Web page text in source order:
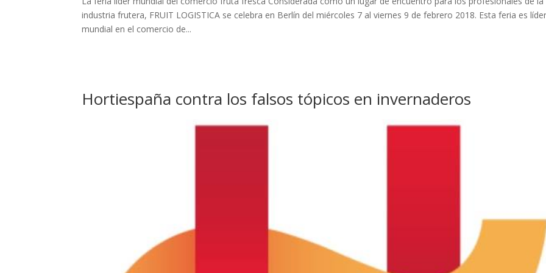
industria frutera, FRUIT LOGISTICA se celebra en Berlín del miércoles 7 al viernes 9 de febrero 2018. Esta feria es
mundial en el comercio de...
Hortiespaña contra los falsos tópicos en invernaderos